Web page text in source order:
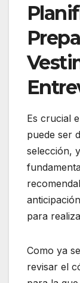
Es crucial
puede ser
selección,
para
Como ya
revisar el